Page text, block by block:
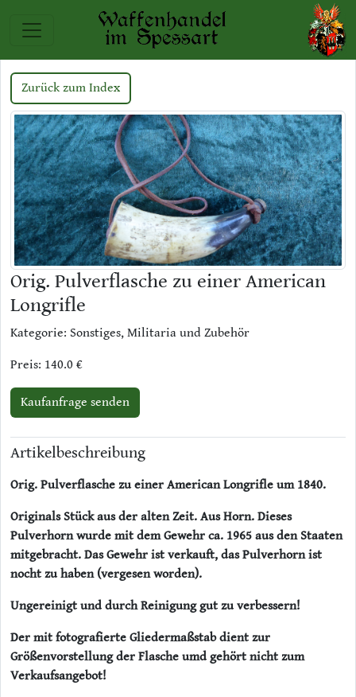
Zurück zum Index
Orig. Pulverflasche zu einer American
Longrifle
Kategorie: Sonstiges, Militaria und Zubehör
Preis: 140.0 €
Kaufanfrage senden
Artikelbeschreibung
Orig. Pulverflasche zu einer American Longrifle um 1840.
Originals Stück aus der alten Zeit. Aus Horn. Dieses
Pulverhorn wurde mit dem Gewehr ca. 1965 aus den Staaten
mitgebracht. Das Gewehr ist verkauft, das Pulverhorn ist
nocht zu haben (vergesen worden).
Ungereinigt und durch Reinigung gut zu verbessern!
Der mit fotografierte Gliedermaßstab dient zur
Größenvorstellung der Flasche umd gehört nicht zum
Verkaufsangebot!